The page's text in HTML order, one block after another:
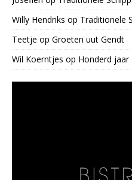
Willy Hendriks op Traditionele
Teetje op Groeten uut Gendt
Wil Koerntjes op Honderd jaar